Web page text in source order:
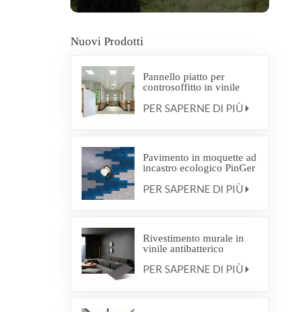
Nuovi Prodotti
Pannello piatto per
controsoffitto in vinile
PER SAPERNE DI PIÙ
Pavimento in moquette ad
incastro ecologico PinGer
Carpet
PER SAPERNE DI PIÙ
Rivestimento murale in
vinile antibatterico
PER SAPERNE DI PIÙ